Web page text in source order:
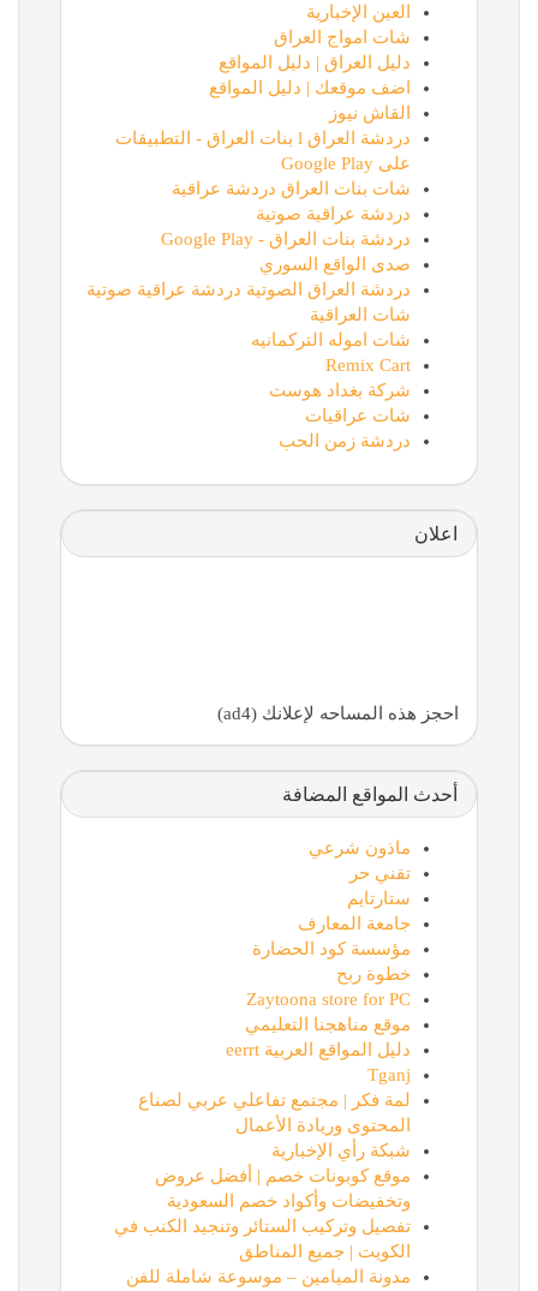
العين الإخبارية
شات امواج العراق
دليل العراق | دليل المواقع
اضف موقعك | دليل المواقع
القاش نيوز
دردشة العراق l بنات العراق - التطبيقات
على Google Play
شات بنات العراق دردشة عراقية
دردشة عراقية صوتية
دردشة بنات العراق - Google Play
صدى الواقع السوري
دردشة العراق الصوتية دردشة عراقية صوتية
شات العراقية
شات اموله التركمانيه
Remix Cart
شركة بغداد هوست
شات عراقيات
دردشة زمن الحب
اعلان
احجز هذه المساحه لإعلانك (ad4)
أحدث المواقع المضافة
ماذون شرعي
تقني حر
ستارتايم
جامعة المعارف
مؤسسة كود الحضارة
خطوة ربح
Zaytoona store for PC
موقع مناهجنا التعليمي
دليل المواقع العربية eerrt
Tganj
لمة فكر | مجتمع تفاعلي عربي لصناع
المحتوى وريادة الأعمال
شبكة رأي الإخبارية
موقع كوبونات خصم | أفضل عروض
وتخفيضات وأكواد خصم السعودية
تفصيل وتركيب الستائر وتنجيد الكنب في
الكويت | جميع المناطق
مدونة الميامين – موسوعة شاملة للفن